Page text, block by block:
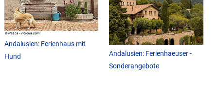
Andalusien: Ferienhaus mit
Hund
Andalusien: Ferienhaeuser -
Sonderangebote